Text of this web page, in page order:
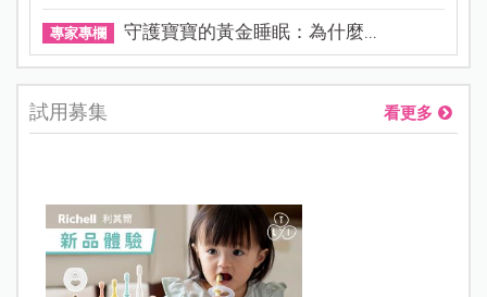
專家專欄 守護寶寶的黃金睡眠：為什麼...
試用募集 看更多